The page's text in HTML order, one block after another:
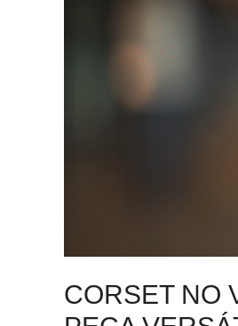
CORSET NO